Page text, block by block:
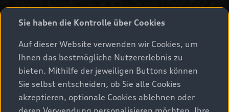
Sie haben die Kontrolle über Cookies
Auf dieser Website verwenden wir Cookies, um
Ihnen das bestmögliche Nutzererlebnis zu
bieten. Mithilfe der jeweiligen Buttons können
Sie selbst entscheiden, ob Sie alle Cookies
akzeptieren, optionale Cookies ablehnen oder